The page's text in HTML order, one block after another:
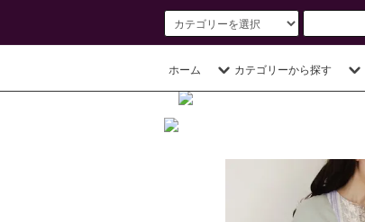
ホーム カテゴリーから探す